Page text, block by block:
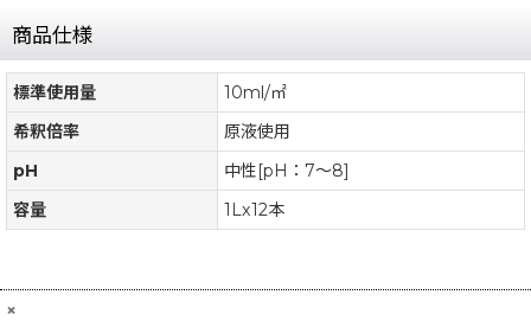
商品仕様
標準使用量
10ml/㎡
希釈倍率
原液使用
pH
中性[pH：7〜8]
容量
1Lx12本
×